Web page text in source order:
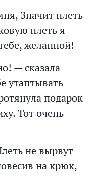
Значит плеть
плеть я
желанной!
— сказала
утаптывать
подарок
Тот очень
не вырвут
на крюк,